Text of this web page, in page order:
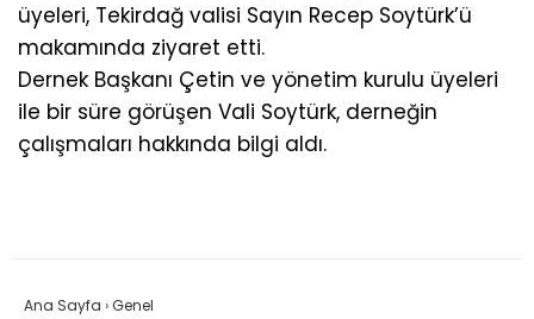
üyeleri, Tekirdağ valisi Sayın Recep Soytürk’ü
makamında ziyaret etti.
Dernek Başkanı Çetin ve yönetim kurulu üyeleri
ile bir süre görüşen Vali Soytürk, derneğin
çalışmaları hakkında bilgi aldı.
Ana Sayfa ›Genel